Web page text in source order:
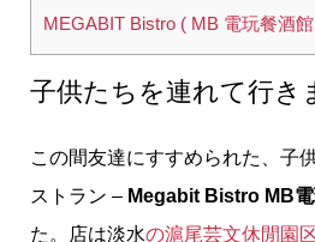
MEGABIT Bistro ( MB 電玩餐酒
子供たちを連れて行き
この間友達にすすめられた、子
ストラン – Megabit Bistro MB
た。店は淡水の滬尾芸文休閒園